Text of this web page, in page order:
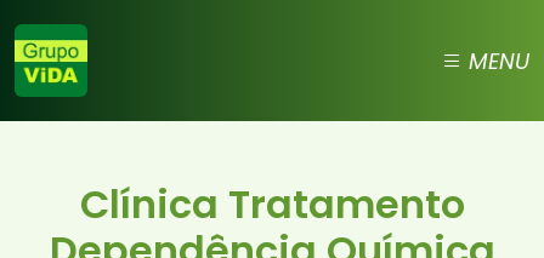
MENU
Clínica Tratamento